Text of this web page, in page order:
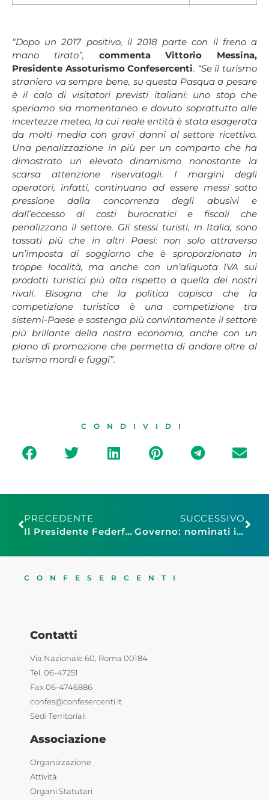
“Dopo un 2017 positivo, il 2018 parte con il freno a
mano tirato”, commenta Vittorio Messina,
Presidente Assoturismo Confesercenti. “Se il turismo
straniero va sempre bene, su questa Pasqua a pesare
è il calo di visitatori previsti italiani: uno stop che
speriamo sia momentaneo e dovuto soprattutto alle
incertezze meteo, la cui reale entità è stata esagerata
da molti media con gravi danni al settore ricettivo.
Una penalizzazione in più per un comparto che ha
dimostrato un elevato dinamismo nonostante la
scarsa attenzione riservatagli. I margini degli
operatori, infatti, continuano ad essere messi sotto
pressione dalla concorrenza degli abusivi e
dall’eccesso di costi burocratici e fiscali che
penalizzano il settore. Gli stessi turisti, in Italia, sono
tassati più che in altri Paesi: non solo attraverso
un’imposta di soggiorno che è sproporzionata in
troppe località, ma anche con un’aliquota IVA sui
prodotti turistici più alta rispetto a quella dei nostri
rivali. Bisogna che la politica capisca che la
competizione turistica è una competizione tra
sistemi-Paese e sostenga più convintamente il settore
più brillante della nostra economia, anche con un
piano di promozione che permetta di andare oltre al
turismo mordi e fuggi”.
CONDIVIDI
PRECEDENTE
Il Presidente Federfranchising Alessandro Ravecca al Franchise Expo Paris
SUCCESSIVO
Governo: nominati i Capigruppo. Prossima settimana iniziano le consultazioni
CONFESERCENTI
Contatti
Via Nazionale 60, Roma 00184
Tel. 06-47251
Fax 06-4746886
confes@confesercenti.it
Sedi Territoriali
Associazione
Organizzazione
Attività
Organi Statutari